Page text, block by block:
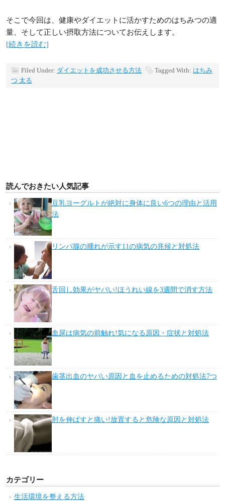
そこで今回は、健康やダイエットに活かすためのはちみつの適
量、そして正しい摂取方法についてお伝えします。
[続きを読む]
Filed Under: ダイエットを成功させる方法 Tagged With: はちみ
つ 太る
読んでおきたい人気記事
豆乳ヨーグルトが絶対に身体に良い6つの理由と活用
法
リンパ腺の腫れが示す11の病気の兆候と対処法
舌回し効果がヤバい!ほうれい線を3週間で消す方法
血尿は病気の前触れ!気になる原因・症状と対処法
歯茎出血のヤバい原因と血を止めるための対処法7つ
肘を伸ばすと痛い!放置すると危険な原因と対処法
カテゴリー
生活環境を整える方法